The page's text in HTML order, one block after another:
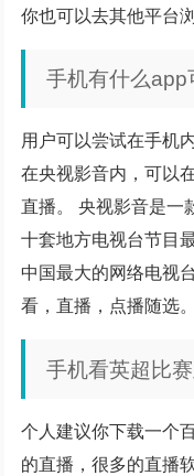
你也可以去其他平台
手机有什么app
用户可以尝试在手机
在央视影音内，可以
直播。 央视影音是一
十套地方电视台节目
中国最大的网络电视
看，直播，点播随选。
手机看英超比
个人建议你下载一个
的直播，很多的直播